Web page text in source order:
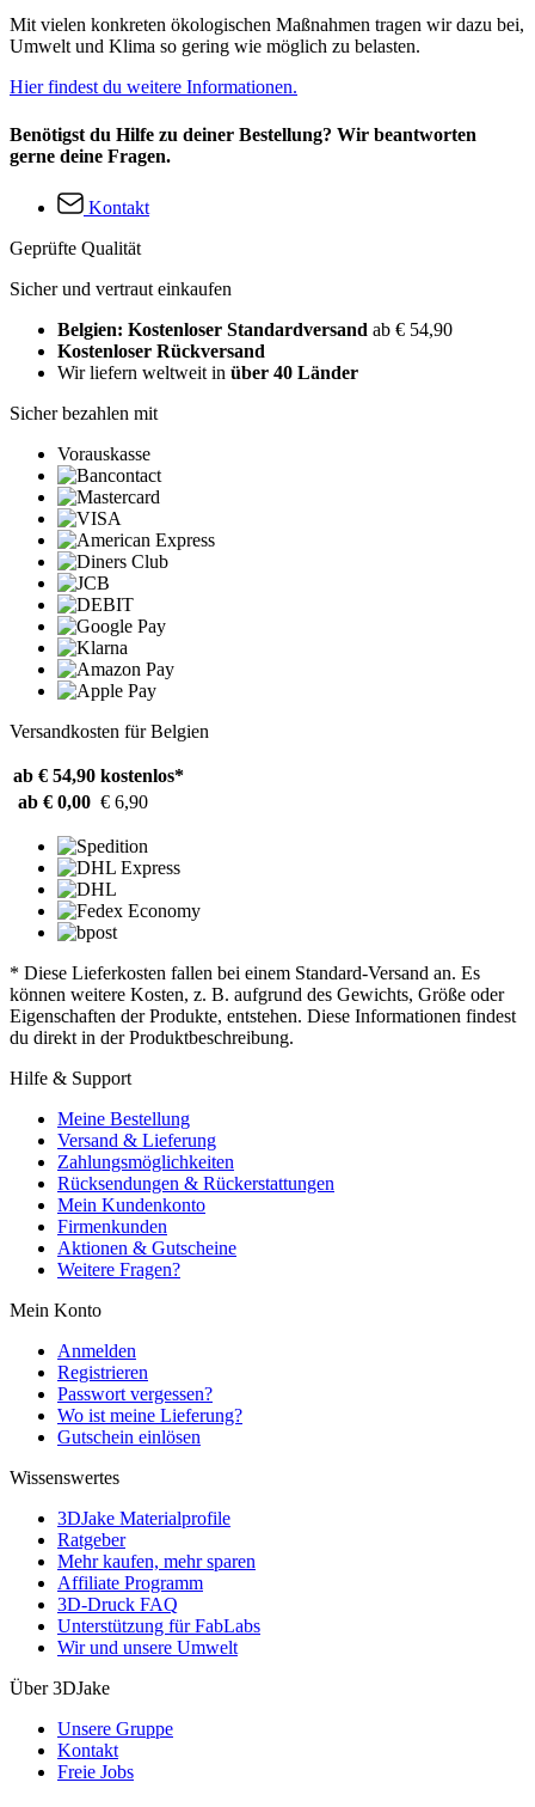
Mit vielen konkreten ökologischen Maßnahmen tragen wir dazu bei,
Umwelt und Klima so gering wie möglich zu belasten.
Hier findest du weitere Informationen.
Benötigst du Hilfe zu deiner Bestellung? Wir beantworten
gerne deine Fragen.
Kontakt
Geprüfte Qualität
Sicher und vertraut einkaufen
Belgien: Kostenloser Standardversand ab € 54,90
Kostenloser Rückversand
Wir liefern weltweit in über 40 Länder
Sicher bezahlen mit
Vorauskasse
Versandkosten für Belgien
ab € 54,90 kostenlos*
ab € 0,00 € 6,90
* Diese Lieferkosten fallen bei einem Standard-Versand an. Es
können weitere Kosten, z. B. aufgrund des Gewichts, Größe oder
Eigenschaften der Produkte, entstehen. Diese Informationen findest
du direkt in der Produktbeschreibung.
Hilfe & Support
Meine Bestellung
Versand & Lieferung
Zahlungsmöglichkeiten
Rücksendungen & Rückerstattungen
Mein Kundenkonto
Firmenkunden
Aktionen & Gutscheine
Weitere Fragen?
Mein Konto
Anmelden
Registrieren
Passwort vergessen?
Wo ist meine Lieferung?
Gutschein einlösen
Wissenswertes
3DJake Materialprofile
Ratgeber
Mehr kaufen, mehr sparen
Affiliate Programm
3D-Druck FAQ
Unterstützung für FabLabs
Wir und unsere Umwelt
Über 3DJake
Unsere Gruppe
Kontakt
Freie Jobs